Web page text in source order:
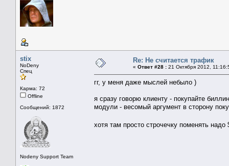
stix
NoDeny
Спец
Карма: 72
Offline
Сообщений: 1872
Nodeny Support Team
Re: Не считается трафик
« Ответ #28 : 21 Октября 2012,
гг, у меня даже мыслей небыло )
я сразу говорю клиенту - покупайте
модули - весомый аргумент в сторону
хотя там просто строчечку поменять надо